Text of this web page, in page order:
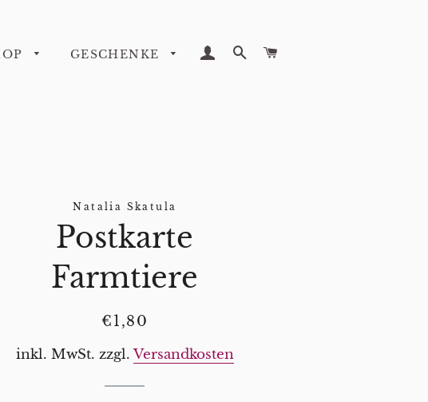
GESCHENKE EINLOGGEN
SUCHE
Natalia Skatula
Postkarte
Farmtiere
Normaler
Sonderpreis
€1,80
inkl. MwSt. zzgl.Versandkosten